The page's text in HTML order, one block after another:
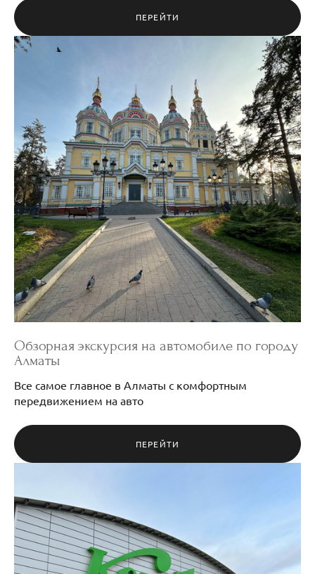
ПЕРЕЙТИ
Обзорная экскурсия на автомобиле по городу
Алматы
Все самое главное в Алматы с комфортным
передвижением на авто
ПЕРЕЙТИ